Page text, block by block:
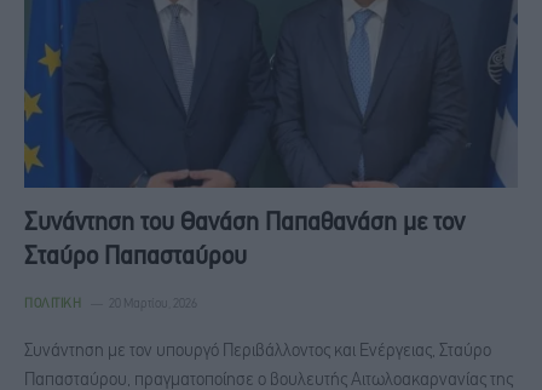
Συνάντηση του Θανάση Παπαθανάση με τον
Σταύρο Παπασταύρου
ΠΟΛΙΤΙΚΉ 20 Μαρτίου, 2026
Συνάντηση με τον υπουργό Περιβάλλοντος και Ενέργειας, Σταύρο
Παπασταύρου, πραγματοποίησε ο βουλευτής Αιτωλοακαρνανίας της